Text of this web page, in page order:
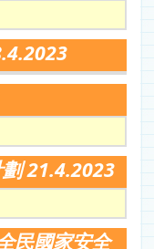
21.4.2023
民國家安全